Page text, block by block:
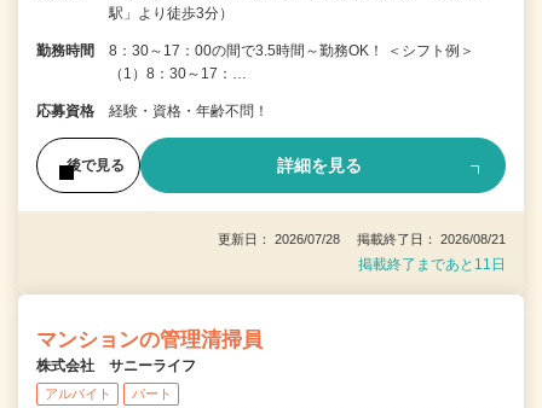
駅」より徒歩3分）
勤務時間
8：30～17：00の間で3.5時間～勤務OK！ ＜シフト例＞
（1）8：30～17：…
応募資格 経験・資格・年齢不問！
後で見る 詳細を見る
更新日： 2026/07/28 掲載終了日： 2026/08/21
掲載終了まであと11日
マンションの管理清掃員
株式会社 サニーライフ
アルバイト パート